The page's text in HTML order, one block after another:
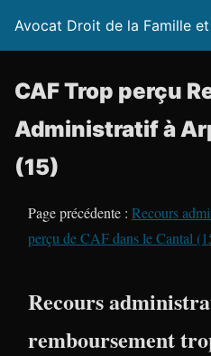
Avocat Droit de la Famille
CAF Trop perçu
Administratif à
(15)
Page précédente : Recours
perçu de CAF dans le Cantal
Recours
remboursement